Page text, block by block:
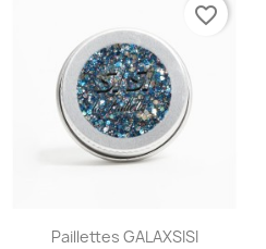
Paillettes GALAXSISI
favorite_border